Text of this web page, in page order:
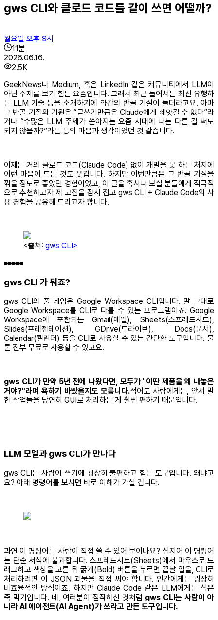
gws CLI와 클로드 코드를 같이 쓰면 어떨까?
월요일 오후 9시
11분
2026.06.16.
2.5K
GeekNews나 Medium, 혹은 LinkedIn 같은 커뮤니티에서 LLM이
아닌 주제를 보기 힘든 요즘입니다. 그래서 최근 들어서는 최신 유행하
는 LLM 기술 등을 소개하기에 약간의 반골 기질이 들더라고요. 아마
그 반골 기질의 기원은 “글쓰기만큼은 Claude에게 빼앗길 수 없다”라
거나 “수많은 LLM 주제가 쏟아지는 요즘 시대에 나는 다른 걸 써도
되지 않을까?”라는 등의 마음과 생각이었던 것 같습니다.
이제는 거의 클로드 코드(Claude Code) 없이 개발을 못 하는 처지에
이런 마음이 드는 것도 웃깁니다. 하지만 이번만큼은 그 반골 기질을
꺾을 정도로 좋았던 경험이었고, 이 글을 혹시나 보실 분들에게 적극적
으로 추천하고자 제 고집을 잠시 접고 gws CLI + Claude Code의 사
용 경험을 공유해 드리고자 합니다.
<출처: gws CLI>
gws CLI 가 뭐죠?
gws CLI의 풀 네임은 Google Workspace CLI입니다. 말 그대로
Google Workspace를 CLI로 다룰 수 있는 프로그램이죠. Google
Workspace에 포함되는 Gmail(메일), Sheets(스프레드시트),
Slides(프레젠테이션), GDrive(드라이브), Docs(문서),
Calendar(캘린더) 등을 CLI로 사용할 수 있는 간단한 도구입니다. 물
론 전부 무료로 사용할 수 있고요.
gws CLI가 만약 5년 전에 나왔다면, 모두가 "이딴 제품을 왜 내놓은
거야?"라며 욕하기 바빴을지도 모릅니다.적어도 사람에게는, 앞서 말
한 작업들을 당연히 GUI로 처리하는 게 훨씬 편하기 때문입니다.
LLM 모델과 gws CLI가 만나다
gws CLI는 사람이 쓰기에 굉장히 불편하고 힘든 도구입니다. 왜냐고
요? 아래 명령어를 보시면 바로 이해가 가실 겁니다.
과연 이 명령어를 사람이 직접 쓸 수 있어 보이나요? 심지어 이 명령어
는 단순 서식에 불과합니다. 스프레드시트(Sheets)에서 마우스로 드
래그하고 색상을 고른 뒤 굵게(Bold) 버튼을 누르면 끝날 일을, CLI로
처리하려면 이 JSON 괴물을 직접 써야 합니다. 인간에게는 굉장히
비효율적인 방식이죠. 하지만 Claude Code 같은 LLM에게는 식은
죽 먹기입니다. 네, 여러분이 짐작하신 것처럼 gws CLI는 사람이 아
니라 AI 에이전트(AI Agent)가 쓰라고 만든 도구입니다.